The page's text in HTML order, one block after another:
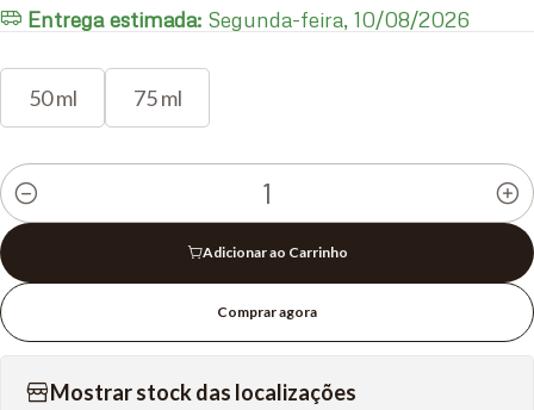
Entrega estimada: Segunda-feira, 10/08/2026
50 ml 75 ml
Quantidade
Adicionar ao Carrinho
Comprar agora
Mostrar stock das localizações